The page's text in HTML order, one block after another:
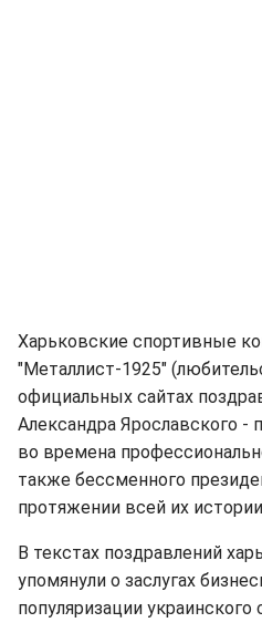
Харьковские спортивные
"Металлист-1925"
официальных сайтах
Александра Ярославского -
во времена
также бессменного
протяжении всей их
В текстах поздравлений
упомянули о заслугах
популяризации украинского